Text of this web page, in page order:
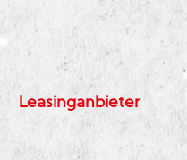
Leasinganbieter